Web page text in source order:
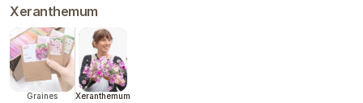
Xeranthemum
Graines Xeranthemum